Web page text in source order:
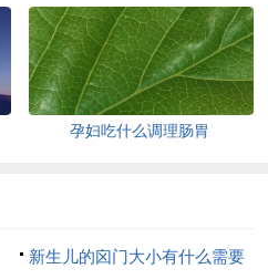
孕妇吃什么调理肠胃
新生儿的囟门大小有什么需要